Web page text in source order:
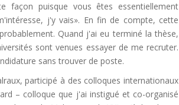
façon puisque vous êtes essentiellement
j'y vais». En fin de compte, cette
Quand j'ai eu terminé la thèse,
sont venues essayer de me recruter.
sans trouver de poste.
participé à des colloques internationaux
– colloque que j'ai instigué et co-organisé